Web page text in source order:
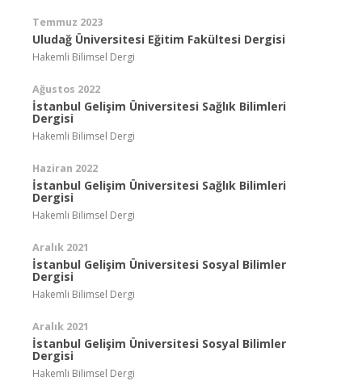
Temmuz 2023
Uludağ Üniversitesi Eğitim Fakültesi Dergisi
Hakemli Bilimsel Dergi
Ağustos 2022
İstanbul Gelişim Üniversitesi Sağlık Bilimleri
Dergisi
Hakemli Bilimsel Dergi
Haziran 2022
İstanbul Gelişim Üniversitesi Sağlık Bilimleri
Dergisi
Hakemli Bilimsel Dergi
Aralık 2021
İstanbul Gelişim Üniversitesi Sosyal Bilimler
Dergisi
Hakemli Bilimsel Dergi
Aralık 2021
İstanbul Gelişim Üniversitesi Sosyal Bilimler
Dergisi
Hakemli Bilimsel Dergi